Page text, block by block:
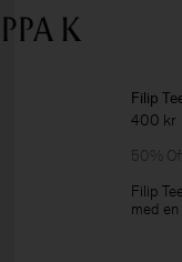
Filip
400 kr
50%
Filip
med